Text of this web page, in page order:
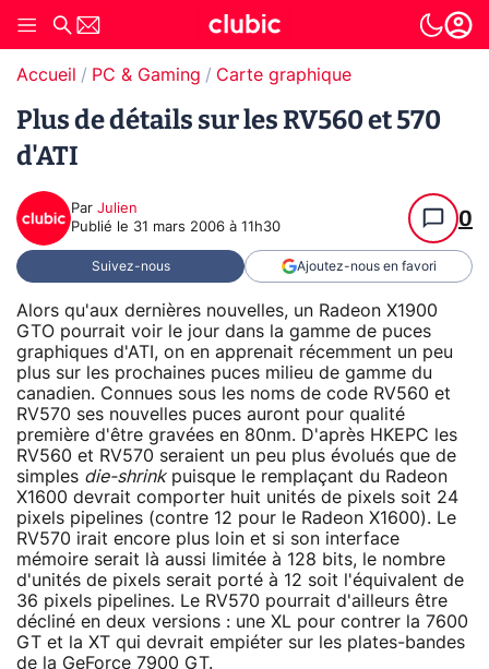
Accueil PC & Gaming Carte graphique
Plus de détails sur les RV560 et 570
d'ATI
Par Julien
Publié le 31 mars 2006 à 11h30 0
Suivez-nous Ajoutez-nous en favori
Alors qu'aux dernières nouvelles, un Radeon X1900
GTO pourrait voir le jour dans la gamme de puces
graphiques d'ATI, on en apprenait récemment un peu
plus sur les prochaines puces milieu de gamme du
canadien. Connues sous les noms de code RV560 et
RV570 ses nouvelles puces auront pour qualité
première d'être gravées en 80nm. D'après HKEPC les
RV560 et RV570 seraient un peu plus évolués que de
simples die-shrinkpuisque le remplaçant du Radeon
X1600 devrait comporter huit unités de pixels soit 24
pixels pipelines (contre 12 pour le Radeon X1600). Le
RV570 irait encore plus loin et si son interface
mémoire serait là aussi limitée à 128 bits, le nombre
d'unités de pixels serait porté à 12 soit l'équivalent de
36 pixels pipelines. Le RV570 pourrait d'ailleurs être
décliné en deux versions : une XL pour contrer la 7600
GT et la XT qui devrait empiéter sur les plates-bandes
de la GeForce 7900 GT.